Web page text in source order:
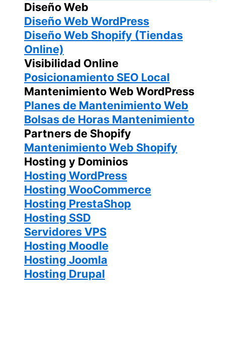
Diseño Web
Diseño Web WordPress
Diseño Web Shopify (Tiendas
Online)
Visibilidad Online
Posicionamiento SEO Local
Mantenimiento Web WordPress
Planes de Mantenimiento Web
Bolsas de Horas Mantenimiento
Partners de Shopify
Mantenimiento Web Shopify
Hosting y Dominios
Hosting WordPress
Hosting WooCommerce
Hosting PrestaShop
Hosting SSD
Servidores VPS
Hosting Moodle
Hosting Joomla
Hosting Drupal